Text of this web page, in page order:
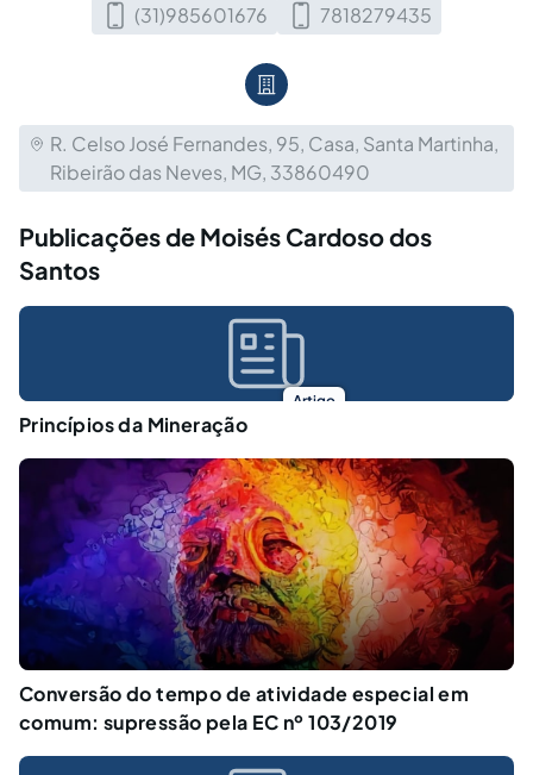
(31)985601676 7818279435
R. Celso José Fernandes, 95, Casa, Santa Martinha,
Ribeirão das Neves, MG, 33860490
Publicações de Moisés Cardoso dos
Santos
Artigo
Princípios da Mineração
Conversão do tempo de atividade especial em
comum: supressão pela EC nº 103/2019